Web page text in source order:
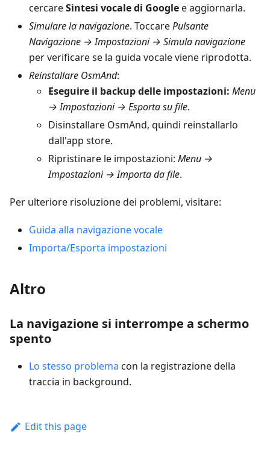
cercareSintesi vocale di Googlee aggiornarla.
Simulare la navigazione. ToccarePulsante
Navigazione → Impostazioni → Simula navigazione
per verificare se la guida vocale viene riprodotta.
Reinstallare OsmAnd:
Eseguire il backup delle impostazioni: Menu
→ Impostazioni → Esporta su file.
Disinstallare OsmAnd, quindi reinstallarlo
dall'app store.
Ripristinare le impostazioni: Menu →
Impostazioni → Importa da file.
Per ulteriore risoluzione dei problemi, visitare:
Guida alla navigazione vocale
Importa/Esporta impostazioni
Altro
La navigazione si interrompe a schermo
spento
Lo stesso problema con la registrazione della
traccia in background.
Edit this page